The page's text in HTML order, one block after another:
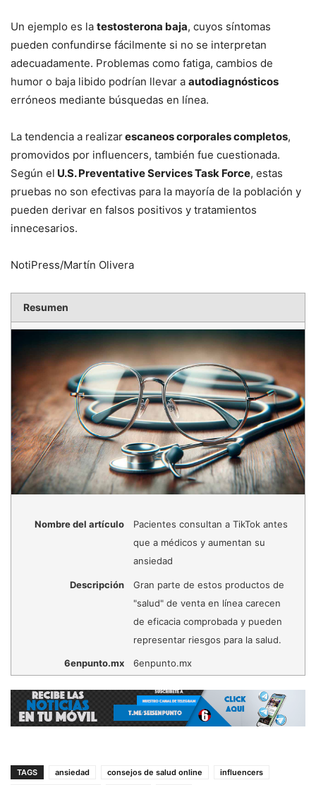
Un ejemplo es la testosterona baja, cuyos síntomas
pueden confundirse fácilmente si no se interpretan
adecuadamente. Problemas como fatiga, cambios de
humor o baja libido podrían llevar a autodiagnósticos
erróneos mediante búsquedas en línea.
La tendencia a realizarescaneos corporales completos,
promovidos por influencers, también fue cuestionada.
Según el U.S. Preventative Services Task Force, estas
pruebas no son efectivas para la mayoría de la población y
pueden derivar en falsos positivos y tratamientos
innecesarios.
NotiPress/Martín Olivera
Resumen
Nombre del artículo
Pacientes consultan a TikTok antes
que a médicos y aumentan su
ansiedad
Descripción
Gran parte de estos productos de
"salud" de venta en línea carecen
de eficacia comprobada y pueden
representar riesgos para la salud.
6enpunto.mx 6enpunto.mx
TAGS ansiedad consejos de salud online
influencers